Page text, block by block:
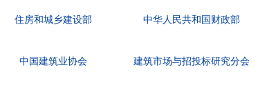
住房和城乡建设部 中华人民共和国财政部
中国建筑业协会 建筑市场与招投标研究分会